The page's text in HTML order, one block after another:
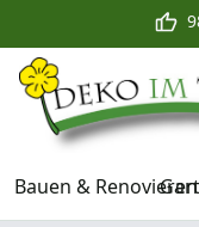
Bauen & Renovieren